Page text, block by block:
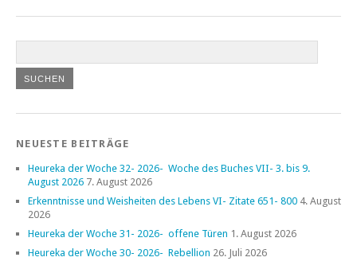
NEUESTE BEITRÄGE
Heureka der Woche 32- 2026- Woche des Buches VII- 3. bis 9.
August 2026 7. August 2026
Erkenntnisse und Weisheiten des Lebens VI- Zitate 651- 800 4. August
2026
Heureka der Woche 31- 2026- offene Türen 1. August 2026
Heureka der Woche 30- 2026- Rebellion 26. Juli 2026